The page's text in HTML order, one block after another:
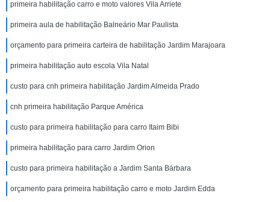
primeira habilitação carro e moto valores Vila Arriete
primeira aula de habilitação Balneário Mar Paulista
orçamento para primeira carteira de habilitação Jardim Marajoara
primeira habilitação auto escola Vila Natal
custo para cnh primeira habilitação Jardim Almeida Prado
cnh primeira habilitação Parque América
custo para primeira habilitação para carro Itaim Bibi
primeira habilitação para carro Jardim Orion
custo para primeira habilitação a Jardim Santa Bárbara
orçamento para primeira habilitação carro e moto Jardim Edda